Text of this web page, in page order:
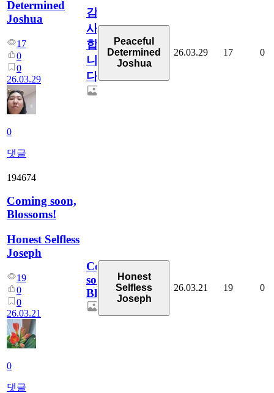
Determined
Joshua
17
0
0
26.03.29
0
댓글
감
사
합
니
다
Peaceful
Determined
Joshua
26.03.29 17 0
194674
Coming soon,
Blossoms!
Honest Selfless
Joseph
19
0
0
26.03.21
0
댓글
Coming
soon,
Blossoms!
Honest
Selfless
Joseph
26.03.21 19 0